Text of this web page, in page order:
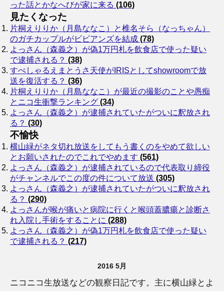
った話とかなへびが家に来る (106)
見たくなった
片桐えりりか（月島ななこ）と椎名そら（なっちゃん）
のガチカップルがビビアンズを結成 (78)
よっさん（森義之）が偽1万円札を飲食店で使った疑い
で逮捕される？ (38)
すぺしゃるえまとうさ天使がIRISとしてshowroomで放
送を復活する？ (36)
片桐えりりか（月島ななこ）が最近の撮影のことや愚痴
とニコ生衝撃ランキング (34)
よっさん（森義之）が逮捕されていたがついに釈放され
る？ (30)
不愉快
横山緑がネタ切れ放送をしてもう書くのをやめて欲しい
とお願いされたのでこれでやめます (561)
よっさん（森義之）が逮捕されているので代表取り締役
がチャンネルでこの度の件について放送 (305)
よっさん（森義之）が逮捕されていたがついに釈放され
る？ (290)
よっさんが喉が痛いと病院に行くと喉頭蓋膿瘍と診断さ
れ入院し手術をすることに (288)
よっさん（森義之）が偽1万円札を飲食店で使った疑い
で逮捕される？ (217)
2016 5月
ニコニコ生放送などの観察日記です。主に横山緑とよ